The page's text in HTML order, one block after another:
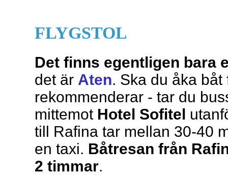
FLYGSTOL
Det finns egentligen
det är Aten. Ska du åka
rekommenderar - tar du
mittemot Hotel Sofitel
till Rafina tar mellan 30-40
en taxi. Båtresan från
2 timmar.